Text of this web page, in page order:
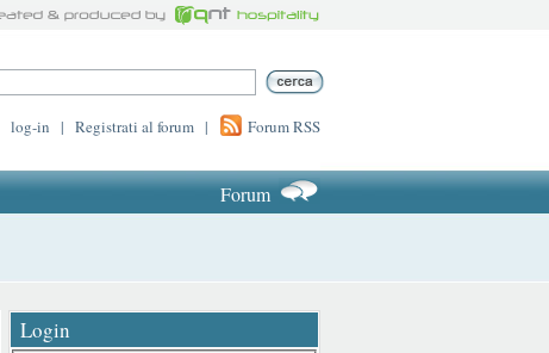
log-in | Registrati al forum | Forum RSS
Forum
Login